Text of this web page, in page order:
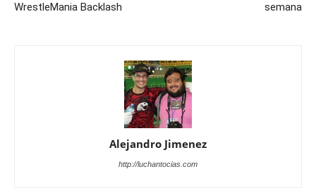
WrestleMania Backlash
semana
Alejandro Jimenez
http://luchantocias.com